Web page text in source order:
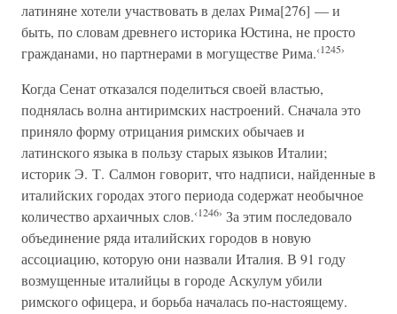
латиняне хотели участвовать в делах Рима[276] — и
быть, по словам древнего историка Юстина, не просто
гражданами, но партнерами в могуществе Рима.‹1245›
Когда Сенат отказался поделиться своей властью,
поднялась волна антиримских настроений. Сначала это
приняло форму отрицания римских обычаев и
латинского языка в пользу старых языков Италии;
историк Э. Т. Салмон говорит, что надписи, найденные в
италийских городах этого периода содержат необычное
количество архаичных слов.‹1246› За этим последовало
объединение ряда италийских городов в новую
ассоциацию, которую они назвали Италия. В 91 году
возмущенные италийцы в городе Аскулум убили
римского офицера, и борьба началась по-настоящему.